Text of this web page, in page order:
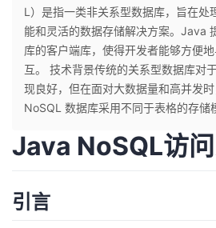
个
人
我
发
L）是指一类非关系型数据库，旨在处
能和灵活的数据存储解决方案。Java
库的客户端库，使得开发者能够方便
互。 技术背景传统的关系型数据库对
现良好，但在面对大数据量和高并发时
NoSQL 数据库采用不同于表格的存储
Java NoSQL访
引言